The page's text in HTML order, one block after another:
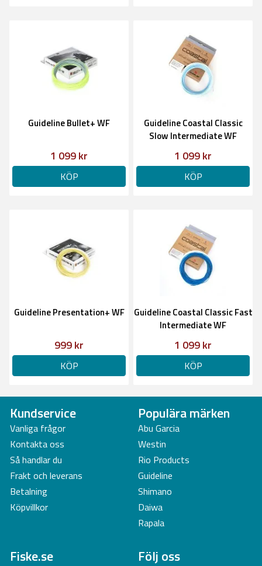
Guideline Bullet+ WF
1 099 kr
KÖP
Guideline Coastal Classic
Slow Intermediate WF
1 099 kr
KÖP
Guideline Presentation+ WF
999 kr
KÖP
Guideline Coastal Classic Fast
Intermediate WF
1 099 kr
KÖP
Kundservice
Vanliga frågor
Kontakta oss
Så handlar du
Frakt och leverans
Betalning
Köpvillkor
Populära märken
Abu Garcia
Westin
Rio Products
Guideline
Shimano
Daiwa
Rapala
Fiske.se Följ oss